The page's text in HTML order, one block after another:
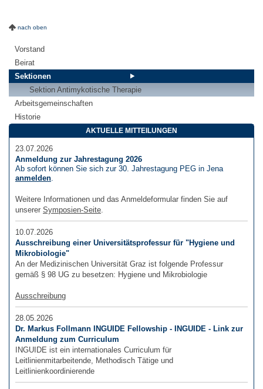
nach oben
Vorstand
Beirat
Sektionen
Sektion Antimykotische Therapie
Arbeitsgemeinschaften
Historie
AKTUELLE MITTEILUNGEN
23.07.2026
Anmeldung zur Jahrestagung 2026
Ab sofort können Sie sich zur 30. Jahrestagung PEG in Jena
anmelden.
Weitere Informationen und das Anmeldeformular finden Sie auf
unserer Symposien-Seite.
10.07.2026
Ausschreibung einer Universitätsprofessur für "Hygiene und
Mikrobiologie"
An der Medizinischen Universität Graz ist folgende Professur
gemäß § 98 UG zu besetzen: Hygiene und Mikrobiologie
Ausschreibung
28.05.2026
Dr. Markus Follmann INGUIDE Fellowship - INGUIDE - Link zur
Anmeldung zum Curriculum
INGUIDE ist ein internationales Curriculum für
Leitlinienmitarbeitende, Methodisch Tätige und
Leitlinienkoordinierende